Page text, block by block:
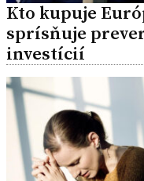
Kto kupuje
sprísňuje
investícií